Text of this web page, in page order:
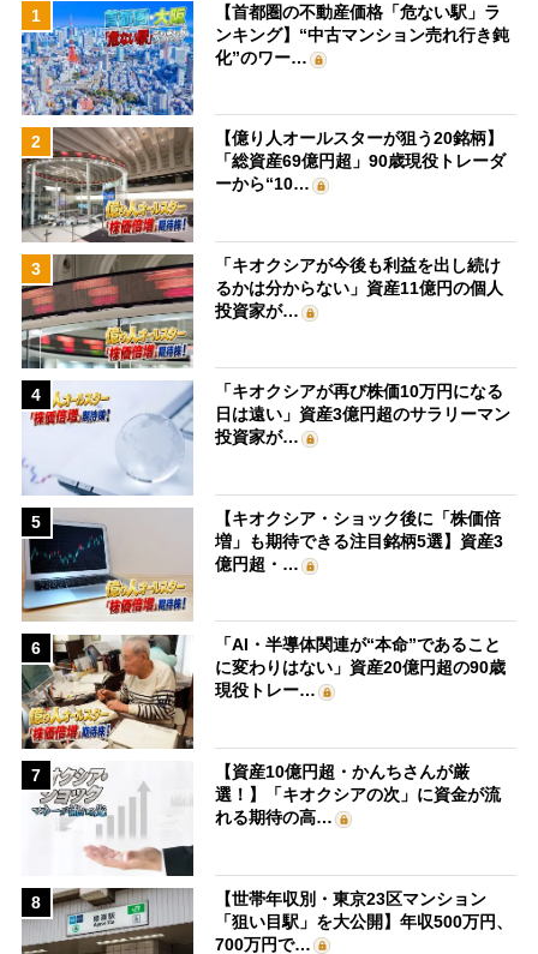
1
【首都圏の不動産価格「危ない駅」ラ
ンキング】“中古マンション売れ行き鈍
化”のワー…
2
【億り人オールスターが狙う20銘柄】
「総資産69億円超」90歳現役トレーダ
ーから“10…
3
「キオクシアが今後も利益を出し続け
るかは分からない」資産11億円の個人
投資家が…
4
「キオクシアが再び株価10万円になる
日は遠い」資産3億円超のサラリーマン
投資家が…
5
【キオクシア・ショック後に「株価倍
増」も期待できる注目銘柄5選】資産3
億円超・…
6
「AI・半導体関連が“本命”であること
に変わりはない」資産20億円超の90歳
現役トレー…
7
【資産10億円超・かんちさんが厳
選！】「キオクシアの次」に資金が流
れる期待の高…
8
【世帯年収別・東京23区マンション
「狙い目駅」を大公開】年収500万円、
700万円で…